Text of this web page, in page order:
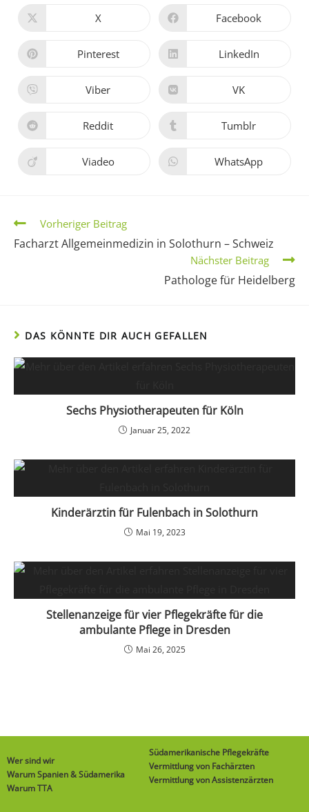
X Facebook
Pinterest LinkedIn
Viber VK
Reddit Tumblr
Viadeo WhatsApp
Vorheriger Beitrag
Facharzt Allgemeinmedizin in Solothurn – Schweiz
Nächster Beitrag
Pathologe für Heidelberg
DAS KÖNNTE DIR AUCH GEFALLEN
Sechs Physiotherapeuten für Köln
Januar 25, 2022
Kinderärztin für Fulenbach in Solothurn
Mai 19, 2023
Stellenanzeige für vier Pflegekräfte für die
ambulante Pflege in Dresden
Mai 26, 2025
Wer sind wir
Warum Spanien & Südamerika
Warum TTA
Südamerikanische Pflegekräfte
Vermittlung von Fachärzten
Vermittlung von Assistenzärzten